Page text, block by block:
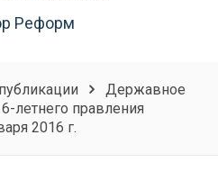
Реформ
Державное
летнего правления
2016 г.